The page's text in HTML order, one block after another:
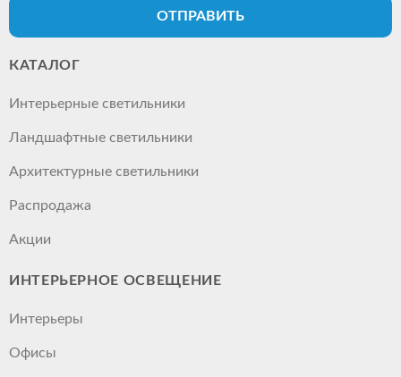
ОТПРАВИТЬ
КАТАЛОГ
Интерьерные светильники
Ландшафтные светильники
Архитектурные светильники
Распродажа
Акции
ИНТЕРЬЕРНОЕ ОСВЕЩЕНИЕ
Интерьеры
Офисы